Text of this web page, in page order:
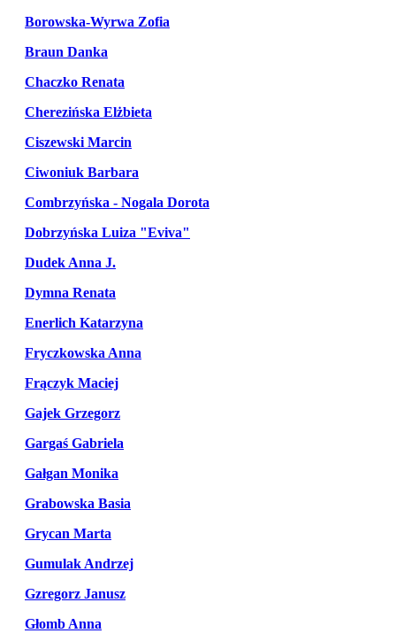
Borowska-Wyrwa Zofia
Braun Danka
Chaczko Renata
Cherezińska Elżbieta
Ciszewski Marcin
Ciwoniuk Barbara
Combrzyńska - Nogala Dorota
Dobrzyńska Luiza "Eviva"
Dudek Anna J.
Dymna Renata
Enerlich Katarzyna
Fryczkowska Anna
Frączyk Maciej
Gajek Grzegorz
Gargaś Gabriela
Gałgan Monika
Grabowska Basia
Grycan Marta
Gumulak Andrzej
Gzregorz Janusz
Głomb Anna